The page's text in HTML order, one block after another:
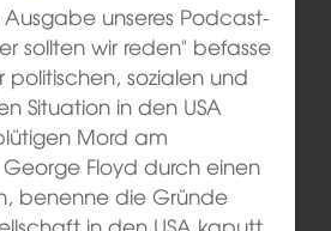
unseres Podcast-
sollten wir reden" befasse
sozialen und
Situation in den USA
Mord am
Floyd durch einen
benenne die Gründe